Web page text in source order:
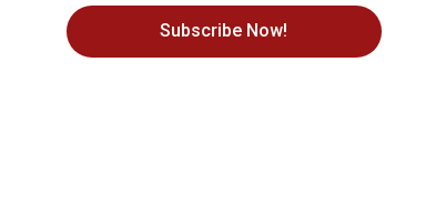
Subscribe Now!